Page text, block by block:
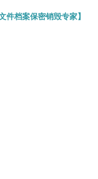
件档案保密销毁专家】